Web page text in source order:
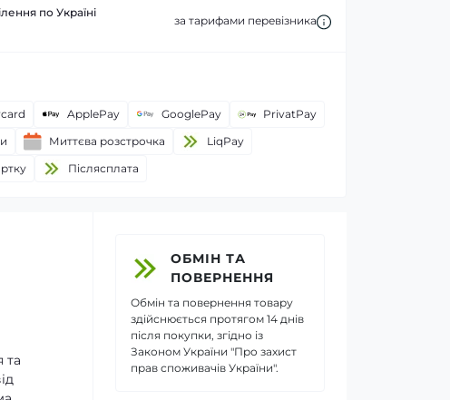
по Україні
за тарифами перевізника
ApplePay GooglePay
PrivatPay
Миттєва розстрочка
LiqPay
Пiслясплата
та
ОБМІН ТА
ПОВЕРНЕННЯ
Обмін та повернення товару
здійснюється протягом 14 днів
після покупки, згідно із
Законом України "Про захист
прав споживачів України".